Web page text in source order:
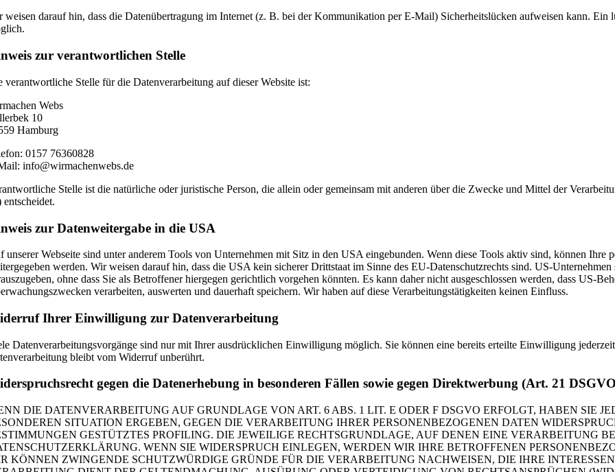
weisen darauf hin, dass die Datenübertragung im Internet (z. B. bei der Kommunikation per E-Mail) Sicherheitslücken aufweisen kann.
zur verantwortlichen Stelle
verantwortliche Stelle für die Datenverarbeitung auf dieser Website ist:
Webs
10
Hamburg
0157 76360828
info@wirmachenwebs.de
Stelle ist die natürliche oder juristische Person, die allein oder gemeinsam mit anderen über die Zwecke und Mittel der
entscheidet.
zur Datenweitergabe in die USA
unserer Webseite sind unter anderem Tools von Unternehmen mit Sitz in den USA eingebunden. Wenn diese Tools aktiv sind, können Ihre
werden. Wir weisen darauf hin, dass die USA kein sicherer Drittstaat im Sinne des EU-Datenschutzrechts sind. US-
ohne dass Sie als Betroffener hiergegen gerichtlich vorgehen könnten. Es kann daher nicht ausgeschlossen werden, dass US-
verarbeiten, auswerten und dauerhaft speichern. Wir haben auf diese Verarbeitungstätigkeiten keinen Einfluss.
Ihrer Einwilligung zur Datenverarbeitung
Datenverarbeitungsvorgänge sind nur mit Ihrer ausdrücklichen Einwilligung möglich. Sie können eine bereits erteilte Einwilligung
bleibt vom Widerruf unberührt.
gegen die Datenerhebung in besonderen Fällen sowie gegen Direktwerbung (Art. 21
DIE DATENVERARBEITUNG AUF GRUNDLAGE VON ART. 6 ABS. 1 LIT. E ODER F DSGVO ERFOLGT, HABEN SIE
SITUATION ERGEBEN, GEGEN DIE VERARBEITUNG IHRER PERSONENBEZOGENEN DATEN
GESTÜTZTES PROFILING. DIE JEWEILIGE RECHTSGRUNDLAGE, AUF DENEN EINE VERARBEITUNG
WENN SIE WIDERSPRUCH EINLEGEN, WERDEN WIR IHRE BETROFFENEN
KÖNNEN ZWINGENDE SCHUTZWÜRDIGE GRÜNDE FÜR DIE VERARBEITUNG NACHWEISEN, DIE IHRE